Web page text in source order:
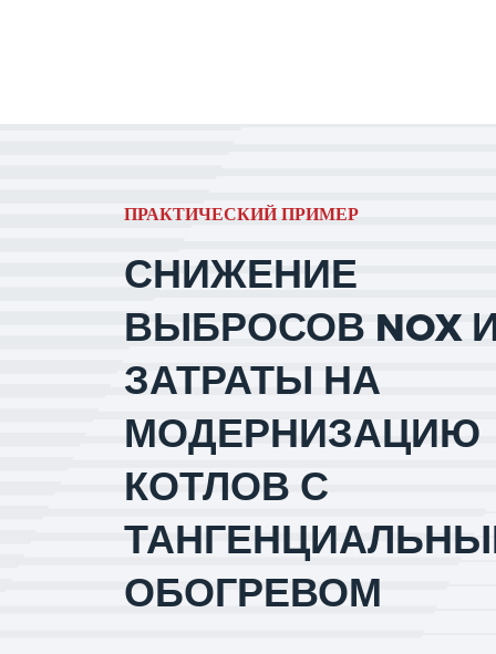
ПРАКТИЧЕСКИЙ ПРИМЕР
СНИЖЕНИЕ
ВЫБРОСОВ NOX
ЗАТРАТЫ НА
МОДЕРНИЗАЦИЮ
КОТЛОВ С
ОБОГРЕВОМ